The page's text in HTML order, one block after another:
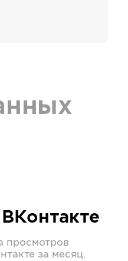
ВКонтакте
просмотров
за месяц.